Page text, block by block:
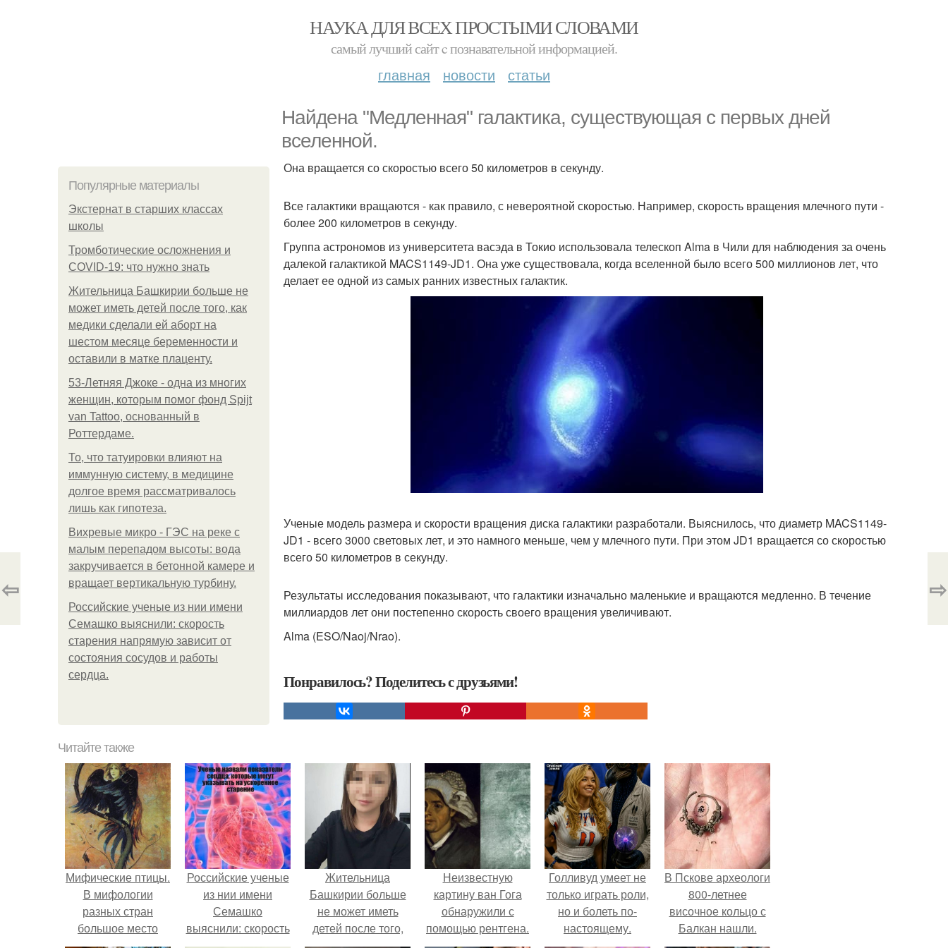
НАУКА ДЛЯ ВСЕХ ПРОСТЫМИ СЛОВАМИ
самый лучший сайт c познавательной информацией.
главная новости статьи
Найдена "Медленная" галактика, существующая с первых дней
вселенной.
Популярные материалы
Экстернат в старших классах
школы
Тромботические осложнения и
COVID-19: что нужно знать
Жительница Башкирии больше не
может иметь детей после того, как
медики сделали ей аборт на
шестом месяце беременности и
оставили в матке плаценту.
53-Летняя Джоке - одна из многих
женщин, которым помог фонд Spijt
van Tattoo, основанный в
Роттердаме.
То, что татуировки влияют на
иммунную систему, в медицине
долгое время рассматривалось
лишь как гипотеза.
Вихревые микро - ГЭС на реке с
малым перепадом высоты: вода
закручивается в бетонной камере и
вращает вертикальную турбину.
Российские ученые из нии имени
Семашко выяснили: скорость
старения напрямую зависит от
состояния сосудов и работы
сердца.
Она вращается со скоростью всего 50 километров в секунду.
Все галактики вращаются - как правило, с невероятной скоростью. Например, скорость вращения млечного пути -
более 200 километров в секунду.
Группа астрономов из университета васэда в Токио использовала телескоп Alma в Чили для наблюдения за очень
далекой галактикой MACS1149-JD1. Она уже существовала, когда вселенной было всего 500 миллионов лет, что
делает ее одной из самых ранних известных галактик.
Ученые модель размера и скорости вращения диска галактики разработали. Выяснилось, что диаметр MACS1149-
JD1 - всего 3000 световых лет, и это намного меньше, чем у млечного пути. При этом JD1 вращается со скоростью
всего 50 километров в секунду.
Результаты исследования показывают, что галактики изначально маленькие и вращаются медленно. В течение
миллиардов лет они постепенно скорость своего вращения увеличивают.
Alma (ESO/Naoj/Nrao).
Понравилось? Поделитесь с друзьями!
⇦ ⇨
Читайте также
Мифические птицы.
В мифологии
разных стран
большое место
Российские ученые
из нии имени
Семашко
выяснили: скорость
Жительница
Башкирии больше
не может иметь
детей после того,
Неизвестную
картину ван Гога
обнаружили с
помощью рентгена.
Голливуд умеет не
только играть роли,
но и болеть по-
настоящему.
В Пскове археологи
800-летнее
височное кольцо с
Балкан нашли.